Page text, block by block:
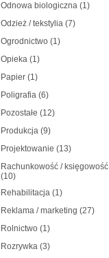
Odnowa biologiczna (1)
Odzież / tekstylia (7)
Ogrodnictwo (1)
Opieka (1)
Papier (1)
Poligrafia (6)
Pozostałe (12)
Produkcja (9)
Projektowanie (13)
Rachunkowość / księgowość
(10)
Rehabilitacja (1)
Reklama / marketing (27)
Rolnictwo (1)
Rozrywka (3)